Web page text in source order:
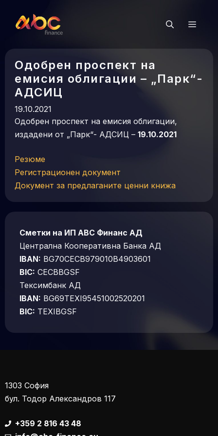
съдържанието
Одобрен проспект на
емисия облигации – „Парк“-
АДСИЦ
19.10.2021
Одобрен проспект на емисия облигации,
издадени от „Парк“- АДСИЦ – 19.10.2021
Резюме
Регистрационен документ
Документ за предлаганите ценни книжа
Сметки на ИП АВС Финанс АД
Централна Кооперативна Банка АД
IBAN: BG70CECB979010B4903601
BIC: CECBBGSF
Тексимбанк АД
IBAN: BG69TEXI95451002520201
BIC: TEXIBGSF
1303 София
бул. Тодор Александров 117
+359 2 816 43 48